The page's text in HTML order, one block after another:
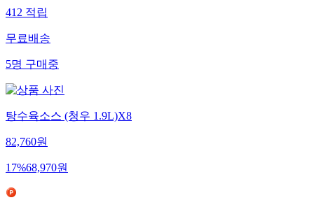
412적립
무료배송
5명구매중
탕수육소스 (청우 1.9L)X8
82,760원
17%68,970원